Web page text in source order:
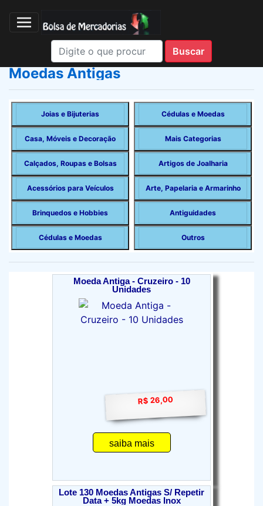
Moedas Antigas
Joias e Bijuterias
Casa, Móveis e Decoração
Calçados, Roupas e Bolsas
Acessórios para Veículos
Brinquedos e Hobbies
Cédulas e Moedas
Cédulas e Moedas
Mais Categorias
Artigos de Joalharia
Arte, Papelaria e Armarinho
Antiguidades
Outros
Moeda Antiga - Cruzeiro - 10
Unidades
R$ 26,00
saiba mais
Lote 130 Moedas Antigas S/ Repetir
Data + 5kg Moedas Inox